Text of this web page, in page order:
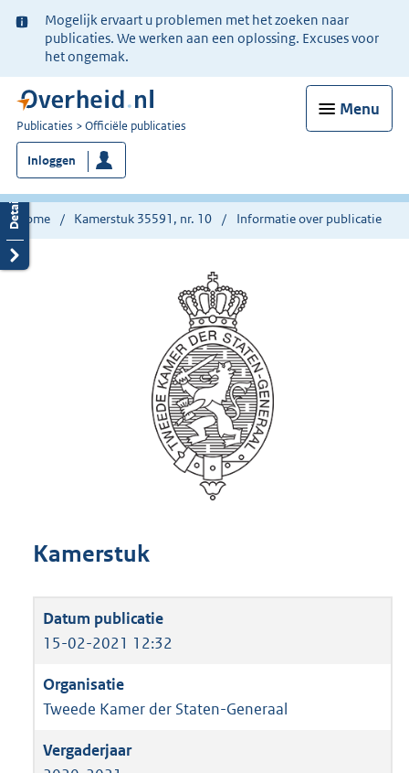
Ter
informatie:
Mogelijk ervaart u problemen met het zoeken naar
publicaties. We werken aan een oplossing. Excuses voor
het ongemak.
Menu
U
bent
nu
hier:
Publicaties Officiële publicaties
Inloggen
Home Kamerstuk 35591, nr. 10 Informatie over publicatie
Kamerstuk
15-02-2021 12:32
Tweede Kamer der Staten-Generaal